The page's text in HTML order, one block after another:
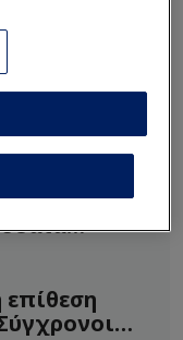
τα λεγόμενά
δύσκολο